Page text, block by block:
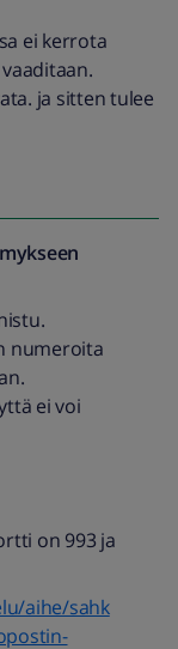
ei kerrota
ja sitten tulee
numeroita
ei voi
on 993 ja
aihe/sahk